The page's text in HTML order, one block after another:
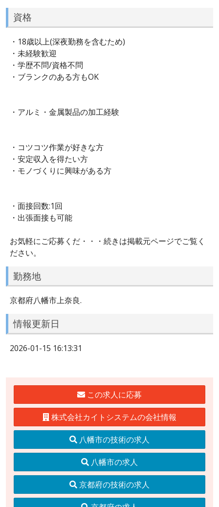
資格
・18歳以上(深夜勤務を含むため)
・未経験歓迎
・学歴不問/資格不問
・ブランクのある方もOK
・アルミ・金属製品の加工経験
・コツコツ作業が好きな方
・安定収入を得たい方
・モノづくりに興味がある方
・面接回数:1回
・出張面接も可能
お気軽にご応募くだ・・・続きは掲載元ページでご覧く
ださい。
勤務地
京都府八幡市上奈良.
情報更新日
2026-01-15 16:13:31
この求人に応募
株式会社カイトシステムの会社情報
八幡市の技術の求人
八幡市の求人
京都府の技術の求人